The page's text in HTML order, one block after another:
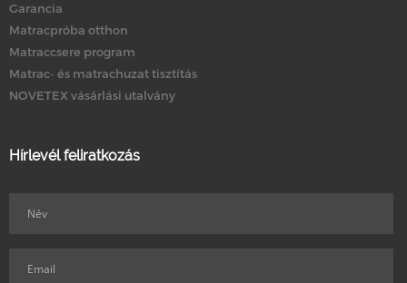
Garancia
Matracpróba otthon
Matraccsere program
Matrac- és matrachuzat tisztítás
NOVETEX vásárlási utalvány
Hírlevél feliratkozás